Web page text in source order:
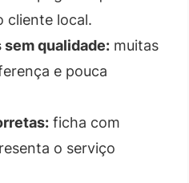
cliente local.
qualidade: muitas
e pouca
ficha com
o serviço